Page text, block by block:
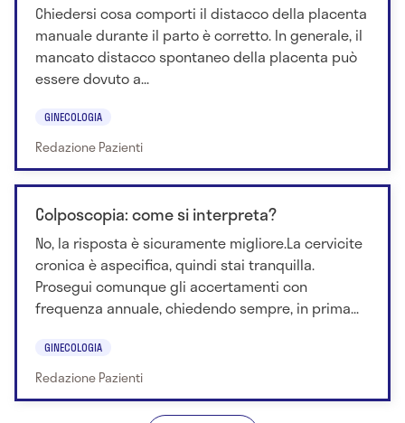
Chiedersi cosa comporti il distacco della placenta
manuale durante il parto è corretto. In generale, il
mancato distacco spontaneo della placenta può
essere dovuto a...
GINECOLOGIA
Redazione Pazienti
Colposcopia: come si interpreta?
No, la risposta è sicuramente migliore.La cervicite
cronica è aspecifica, quindi stai tranquilla.
Prosegui comunque gli accertamenti con
frequenza annuale, chiedendo sempre, in prima...
GINECOLOGIA
Redazione Pazienti